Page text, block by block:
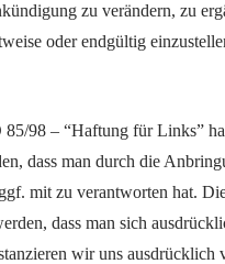
zu verändern, zu
oder endgültig
98 – “Haftung für Links”
dass man durch die
mit zu verantworten hat.
dass man sich
wir uns ausdrücklich